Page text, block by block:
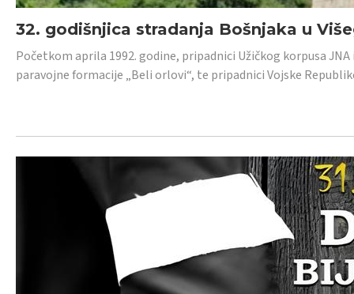
32. godišnjica stradanja Bošnjaka u
Početkom aprila 1992. godine, pripadnici Užičkog korpusa
paravojne formacije „Beli orlovi“, te pripadnici Vojske